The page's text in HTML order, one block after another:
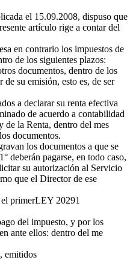
el 15.09.2008, dispuso que
artículo rige a contar del
en contrario los impuestos de
de los siguientes plazos:
documentos, dentro de los
su emisión, esto es, de ser
a declarar su renta efectiva
de acuerdo a contabilidad
de la Renta, dentro del mes
documentos.
los documentos a que se
deberán pagarse, en todo caso,
su autorización al Servicio
que el Director de ese
primerLEY 20291
del impuesto, y por los
ante ellos: dentro del me
emitidos